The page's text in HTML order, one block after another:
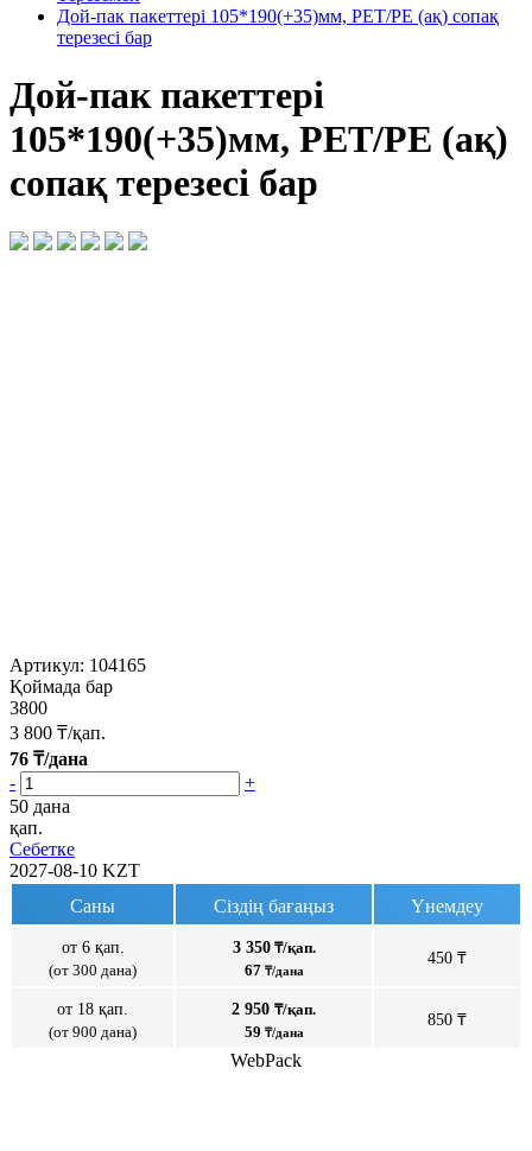
Дой-пак пакеттері 105*190(+35)мм, PET/PE (ақ) сопақ
терезесі бар
Дой-пак пакеттері
105*190(+35)мм, PET/PE (ақ)
сопақ терезесі бар
Артикул: 104165
Қоймада бар
3800
3 800 ₸/қап.
76 ₸/дана
-
+
50 дана
қап.
Себетке
2027-08-10 KZT
Саны
Сіздің бағаңыз Үнемдеу
от 6 қап.
(от 300 дана)
3 350₸/қап.
67 ₸/дана
450 ₸
от 18 қап.
(от 900 дана)
2 950 ₸/қап.
59 ₸/дана
850 ₸
WebPack